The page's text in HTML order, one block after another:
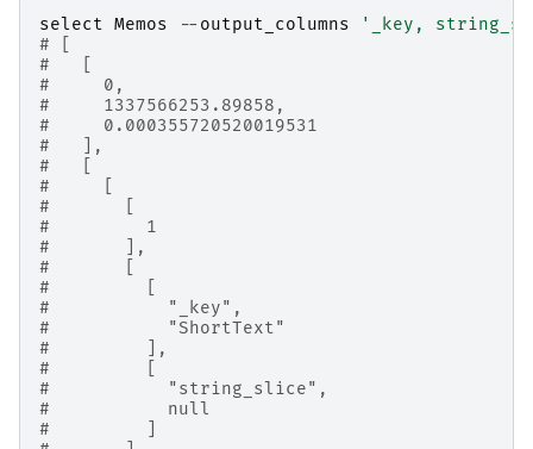
select Memos -- output_columns
'_key,
# [
#   [
#     0,
#     1337566253.89858,
#     0.000355720520019531
#   ],
#   [
#     [
#       [
#         1
#       ],
#       [
#         [
#           "_key",
#           "ShortText"
#         ],
#         [
#           "string_slice",
#           null
#         ]